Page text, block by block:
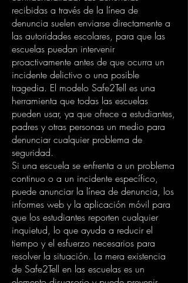
recibidas a través de la línea de
denuncia suelen enviarse directamente a
las autoridades escolares, para que las
escuelas puedan intervenir
proactivamente antes de que ocurra un
incidente delictivo o una posible
tragedia. El modelo Safe2Tell es una
herramienta que todas las escuelas
pueden usar, ya que ofrece a estudiantes,
padres y otras personas un medio para
denunciar cualquier problema de
seguridad.
Si una escuela se enfrenta a un problema
continuo o a un incidente específico,
puede anunciar la línea de denuncia, los
informes web y la aplicación móvil para
que los estudiantes reporten cualquier
inquietud, lo que ayuda a reducir el
tiempo y el esfuerzo necesarios para
resolver la situación. La mera existencia
de Safe2Tell en las escuelas es un